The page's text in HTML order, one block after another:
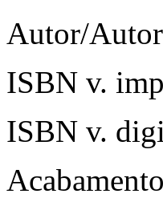
Autor/
ISBN v.
ISBN v.